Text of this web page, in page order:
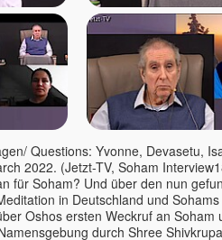
Questions: Yvonne, Devasetu,
2022. (Jetzt-TV, Soham
für Soham? Und über den nun
in Deutschland und
Oshos ersten Weckruf an Soham
durch Shree